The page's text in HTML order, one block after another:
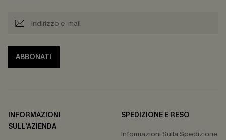
ABBONATI
INFORMAZIONI
SULL'AZIENDA
SPEDIZIONE E RESO
Informazioni Sulla Spedizione